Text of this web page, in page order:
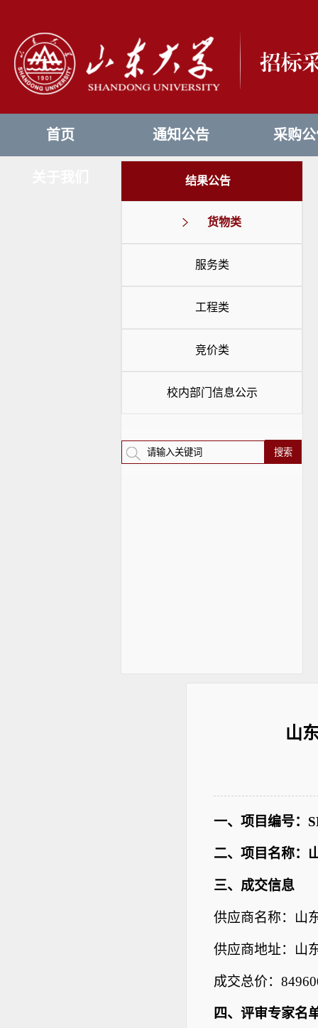
首页 通知公告 采购
结果公告
货物类
服务类
工程类
竞价类
校内部门信息公示
山
一、项目编号：
二、项目名称：
三、成交信息
供应商名称：山
供应商地址：山
成交总价：
四、评审专家名